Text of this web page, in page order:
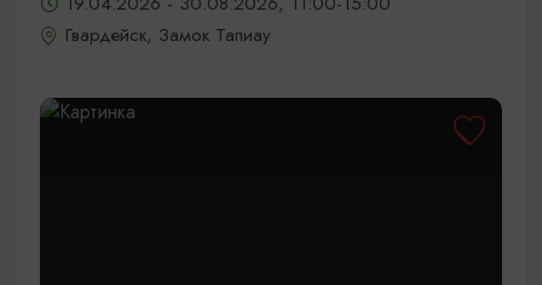
Гвардейск, Замок Тапиау